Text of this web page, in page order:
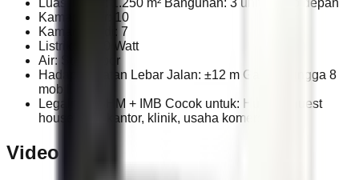
Luas Tanah: 1.250 m² Bangunan: 3 unit + ruko depan
Kamar Tidur: 10
Kamar Mandi: 7
Listrik: 3.500 Watt
Air: Sumur bor
Hadap: Selatan Lebar Jalan: ±12 m Garasi: hingga 8
mobil
Legalitas: SHM + IMB Cocok untuk: Hunian, guest
house, kos, kantor, klinik, usaha komersial
Video